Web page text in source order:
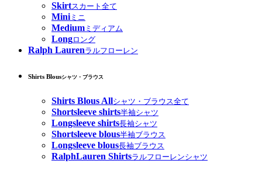
Skirtスカート全て
Miniミニ
Medium ミディアム
Longロング
Ralph Laurenラルフローレン
Shirts Blousシャツ・ブラウス
Shirts Blous Allシャツ・ブラウス全て
Shortsleeve shirts半袖シャツ
Longsleeve shirts長袖シャツ
Shortsleeve blous半袖ブラウス
Longsleeve blous長袖ブラウス
RalphLauren Shirtsラルフローレンシャツ